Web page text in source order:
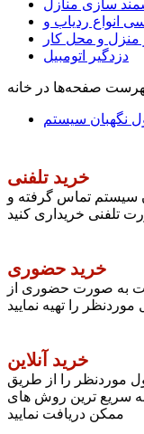
سازی منازل
منزل و محل کار
دزدگیر اتومبیل
نگهبان سیستم
خرید تلفنی
سیستم تماس گرفته و
تلفنی خریداری کنید
خرید حضوری
به صورت حضوری از
را تهیه نمایید
خرید آنلاین
موردنظر را از طریق
سریع ترین روش های
ممکن دریافت نمایید